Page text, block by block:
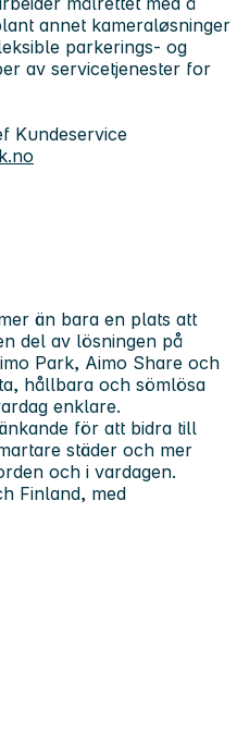
annet kameraløsninger
parkerings- og
av servicetjenester for
Kundeservice
än bara en plats att
del av lösningen på
Park, Aimo Share och
hållbara och sömlösa
enklare.
för att bidra till
städer och mer
och i vardagen.
Finland, med